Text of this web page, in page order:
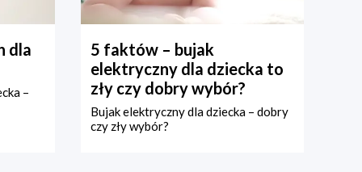
dla
–
5 faktów – bujak
elektryczny dla dziecka to
zły czy dobry wybór?
Bujak elektryczny dla dziecka – dobry
czy zły wybór?